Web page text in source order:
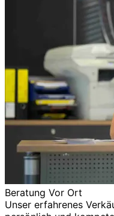
Beratung Vor Ort
Unser erfahrenes